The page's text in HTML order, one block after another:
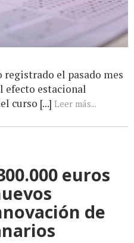
el pasado mes
efecto estacional
curso [...] Leer más...
euros
de